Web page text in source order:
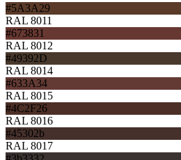
#5A3A29
RAL 8011
#673831
RAL 8012
#49392D
RAL 8014
#633A34
RAL 8015
#4C2F26
RAL 8016
#45302b
RAL 8017